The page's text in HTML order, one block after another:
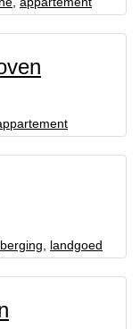
berging landgoed